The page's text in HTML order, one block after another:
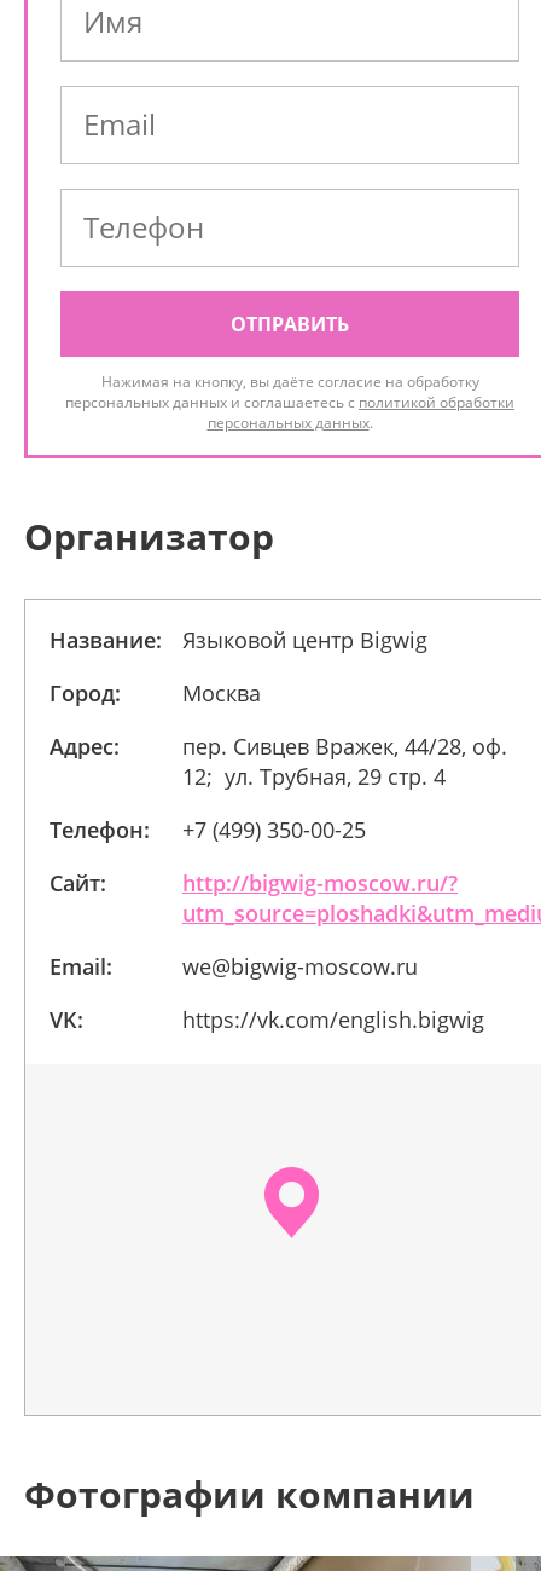
ОТПРАВИТЬ
Нажимая на кнопку, вы даёте согласие на обработку
персональных данных и соглашаетесь с политикой обработки
персональных данных.
Организатор
Название:
Языковой центр Bigwig
Город:
Москва
Адрес:
пер. Сивцев Вражек, 44/28, оф.
12; ул. Трубная, 29 стр. 4
Телефон:
+7 (499) 350-00-25
Сайт:
http://bigwig-moscow.ru/?
Email:
we@bigwig-moscow.ru
VK:
https://vk.com/english.bigwig
Фотографии компании